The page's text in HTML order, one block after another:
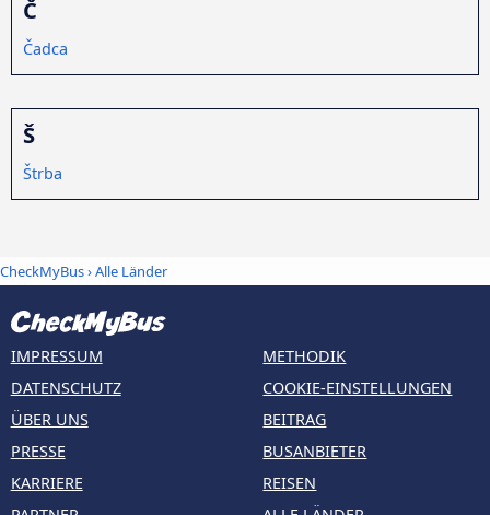
Č
Čadca
Š
Štrba
CheckMyBus›Alle Länder
IMPRESSUM
DATENSCHUTZ
ÜBER UNS
PRESSE
KARRIERE
METHODIK
COOKIE-EINSTELLUNGEN
BEITRAG
BUSANBIETER
REISEN